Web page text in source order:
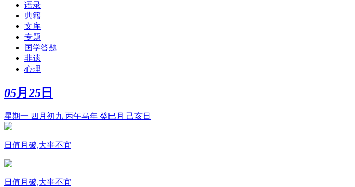
语录
典籍
文库
专题
国学答题
非遗
心理
05月 25 日
星期一 四月初九 丙午马年 癸巳月 己亥日
日值月破,大事不宜
日值月破,大事不宜